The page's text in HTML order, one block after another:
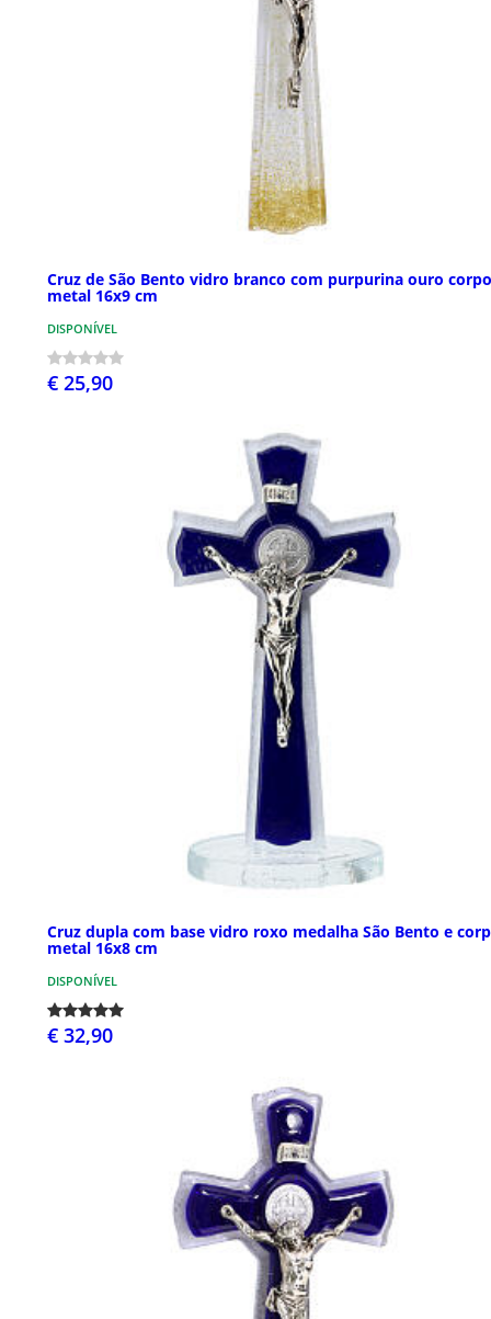
Cruz de São Bento vidro branco com purpurina ouro corpo
metal 16x9 cm
DISPONÍVEL
€ 25,90
Cruz dupla com base vidro roxo medalha São Bento e
metal 16x8 cm
DISPONÍVEL
€ 32,90